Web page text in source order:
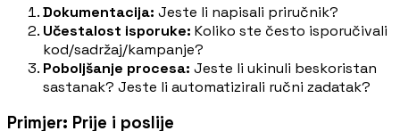
Dokumentacija: Jeste li napisali priručnik?
Učestalost isporuke: Koliko ste često isporučivali
kod/sadržaj/kampanje?
Poboljšanje procesa: Jeste li ukinuli beskoristan
sastanak? Jeste li automatizirali ručni zadatak?
Primjer: Prije i poslije